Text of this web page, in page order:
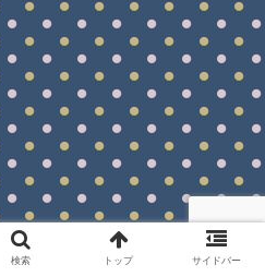
検索 トップ サイドバー